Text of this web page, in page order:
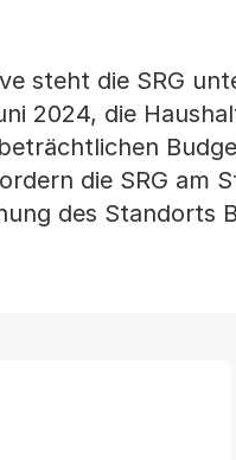
steht die SRG
2024, die
die SRG am
des Standorts